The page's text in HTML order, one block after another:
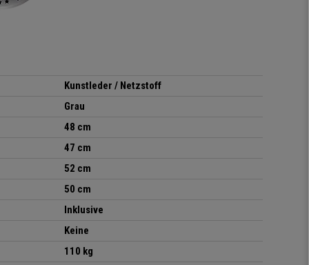
Kunstleder / Netzstoff
Grau
48 cm
47 cm
52 cm
50 cm
Inklusive
Keine
110 kg